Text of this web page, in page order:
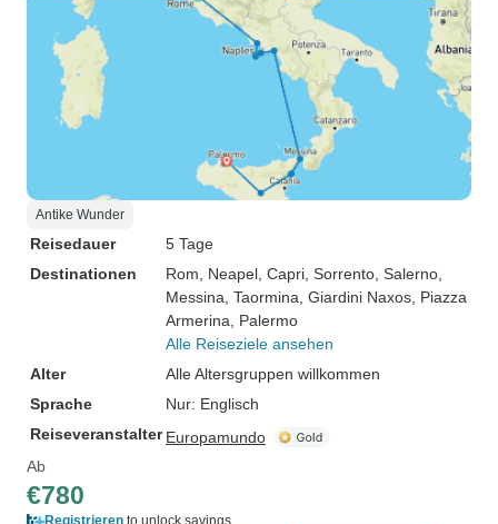
Antike Wunder
Reisedauer
5 Tage
Destinationen
Rom , Neapel , Capri , Sorrento , Salerno
Messina , Taormina , Giardini Naxos , Piazza
Armerina , Palermo
Alle Reiseziele ansehen
Alter
Alle Altersgruppen willkommen
Sprache
Nur: Englisch
Reiseveranstalter Europamundo
Ab
€780
Registrieren to unlock savings